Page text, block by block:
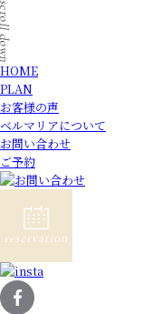
HOME
PLAN
お客様の声
ベルマリアについて
お問い合わせ
ご予約